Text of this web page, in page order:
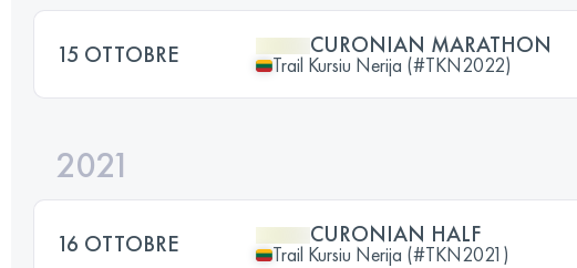
15 OTTOBRE CURONIAN MARATHON
Trail Kursiu Nerija (#TKN2022)
2021
16 OTTOBRE CURONIAN HALF
Trail Kursiu Nerija (#TKN2021)